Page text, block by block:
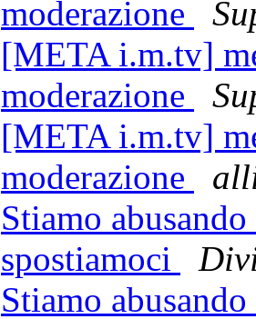
moderazione
[META i.m.tv]
moderazione
[META i.m.tv]
moderazione
Stiamo
spostiamoci
Stiamo